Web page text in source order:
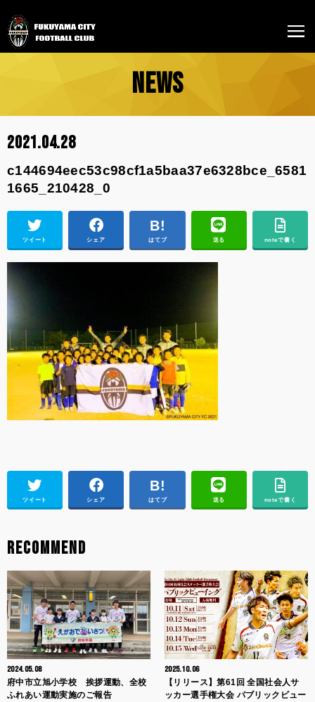
NEWS
2021.04.28
c144694eec53c98cf1a5baa37e6328bce_6581
1665_210428_0
ツイート シェア はてブ 送る noteで書く
ツイート シェア はてブ 送る noteで書く
RECOMMEND
2024.05.08
府中市立旭小学校 挨拶運動、全校
ふれあい運動実施のご報告
2025.10.06
【リリース】第61回 全国社会人サ
ッカー選手権大会 パブリックビュー